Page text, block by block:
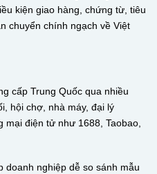
kiện giao hàng, chứng từ, tiêu
chuyển chính ngạch về Việt
cấp Trung Quốc qua nhiều
hội chợ, nhà máy, đại lý
điện tử như 1688, Taobao,
doanh nghiệp dễ so sánh mẫu